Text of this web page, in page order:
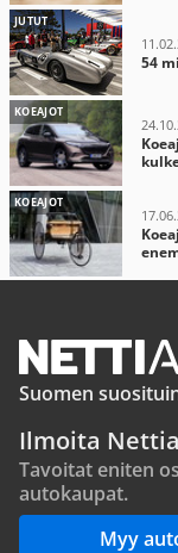
JUTUT
54
KOEAJOT
KOEAJOT
Suomen
Ilmoita
Tavoitat eniten
autokaupat.
Myy